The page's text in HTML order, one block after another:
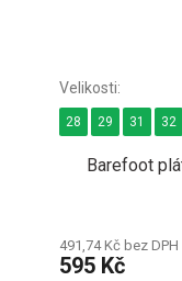
Barefoot
491,74 Kč bez DPH
595 Kč
28 29 31 32